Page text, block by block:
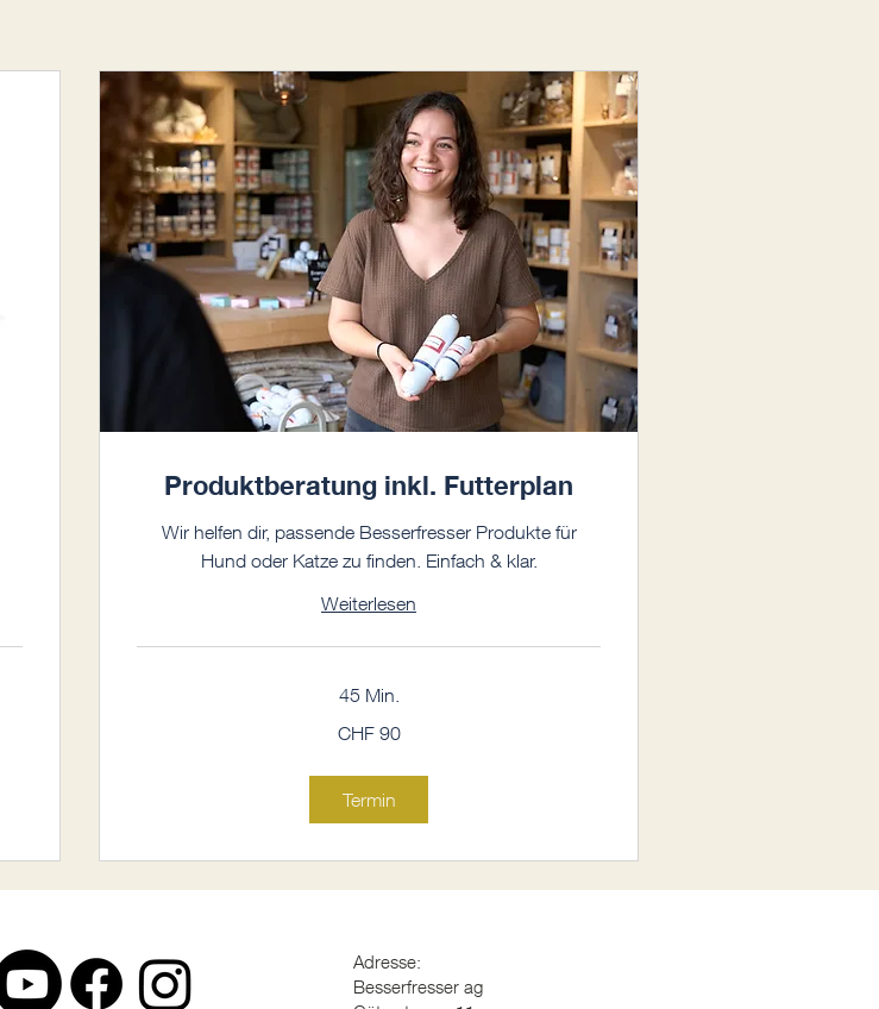
Produktberatung inkl. Futterplan
Wir helfen dir, passende Besserfresser Produkte für
Hund oder Katze zu finden. Einfach & klar.
Weiterlesen
45 Min.
CHF 90
Termin
Adresse:
Besserfresser ag